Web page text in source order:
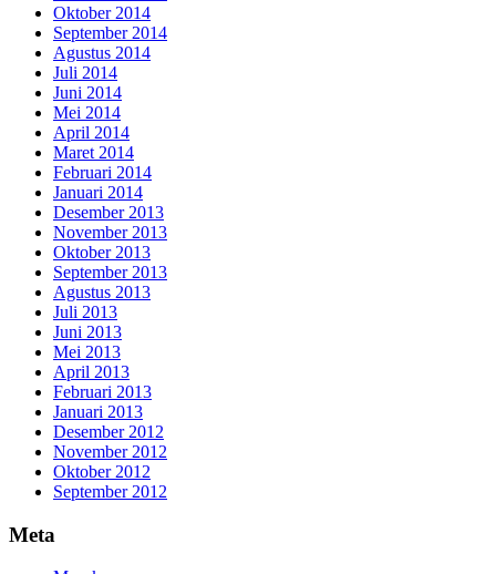
Oktober 2014
September 2014
Agustus 2014
Juli 2014
Juni 2014
Mei 2014
April 2014
Maret 2014
Februari 2014
Januari 2014
Desember 2013
November 2013
Oktober 2013
September 2013
Agustus 2013
Juli 2013
Juni 2013
Mei 2013
April 2013
Februari 2013
Januari 2013
Desember 2012
November 2012
Oktober 2012
September 2012
Meta